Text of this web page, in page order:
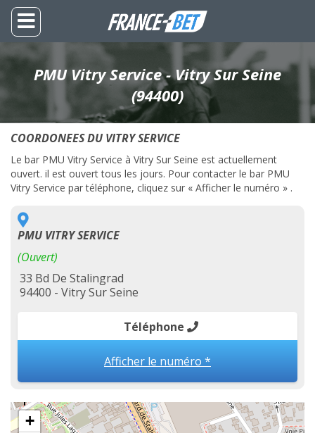
PMU Vitry Service - Vitry Sur Seine
(94400)
COORDONEES DU VITRY SERVICE
Le bar PMU Vitry Service à Vitry Sur Seine est actuellement
ouvert. il est ouvert tous les jours. Pour contacter le bar PMU
Vitry Service par téléphone, cliquez sur « Afficher le numéro » .
PMU VITRY SERVICE
(Ouvert)
33 Bd De Stalingrad
94400 - Vitry Sur Seine
Téléphone
Afficher le numéro *
+